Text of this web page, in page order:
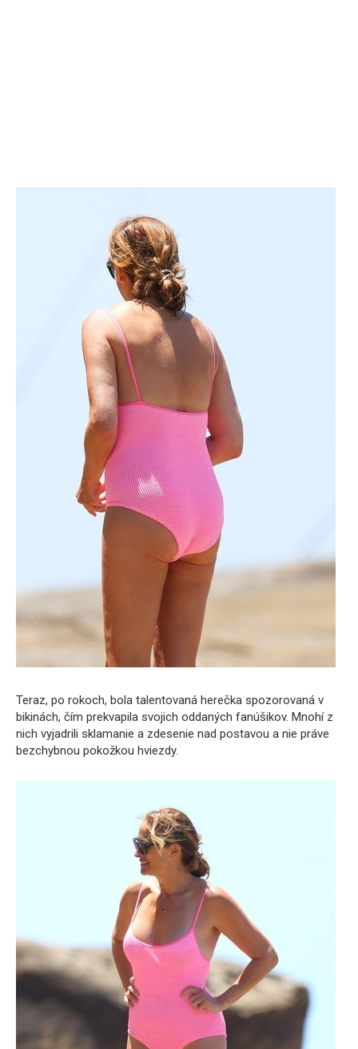
Teraz, po rokoch, bola talentovaná herečka spozorovaná v
bikinách, čím prekvapila svojich oddaných fanúšikov. Mnohí z
nich vyjadrili sklamanie a zdesenie nad postavou a nie práve
bezchybnou pokožkou hviezdy.